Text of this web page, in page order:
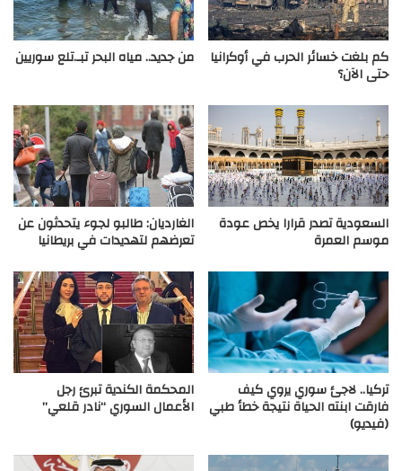
كم بلغت خسائر الحرب في أوكرانيا
حتى الآن؟
من جديد.. مياه البحر تبـ.تلع سوريين
السعودية تصدر قرارا يخص عودة
موسم العمرة
الغارديان: طالبو لجوء يتحدثون عن
تعرضهم لتهديدات في بريطانيا
تركيا.. لاجئ سوري يروي كيف
فارقت ابنته الحياة نتيجة خطأ طبي
(فيديو)
المحكمة الكندية تبرئ رجل
الأعمال السوري “نادر قلعي”